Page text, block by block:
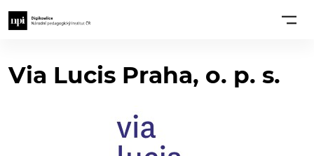
Via Lucis Praha, o. p. s.